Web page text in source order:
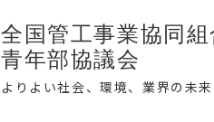
全国管工事業協同
青年部協議会
よりよい社会、環境、業界の未